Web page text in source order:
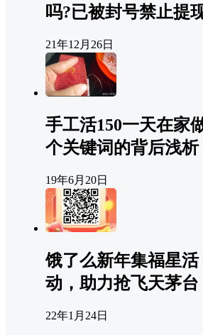
吗?已被封号禁止提
21年12月26日
手工活150一天在家
个关键词的背后浅析
19年6月20日
饿了么新年集福星活
动，助力抢飞天茅台
22年1月24日